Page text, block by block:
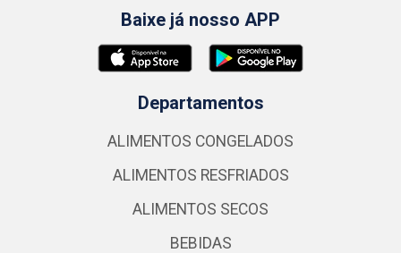
Baixe já nosso APP
Departamentos
ALIMENTOS CONGELADOS
ALIMENTOS RESFRIADOS
ALIMENTOS SECOS
BEBIDAS